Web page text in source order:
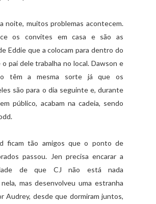
noite, muitos problemas acontecem.
os convites em casa e são as
Eddie que a colocam para dentro do
o pai dele trabalha no local. Dawson e
têm a mesma sorte já que os
são para o dia seguinte e, durante
público, acabam na cadeia, sendo
ficam tão amigos que o ponto de
passou. Jen precisa encarar a
de que CJ não está nada
mas desenvolveu uma estranha
Audrey, desde que dormiram juntos,